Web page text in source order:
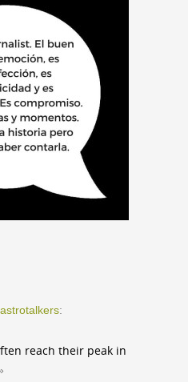
:
reach their peak in